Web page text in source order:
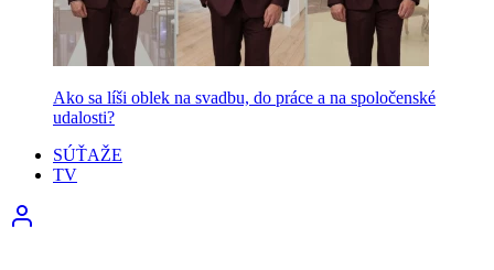
Ako sa líši oblek na svadbu, do práce a na spoločenské
udalosti?
SÚŤAŽE
TV